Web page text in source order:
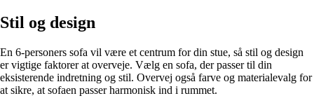
Stil og design
En 6-personers sofa vil være et centrum for din stue, så stil og design
er vigtige faktorer at overveje. Vælg en sofa, der passer til din
eksisterende indretning og stil. Overvej også farve og materialevalg for
at sikre, at sofaen passer harmonisk ind i rummet.